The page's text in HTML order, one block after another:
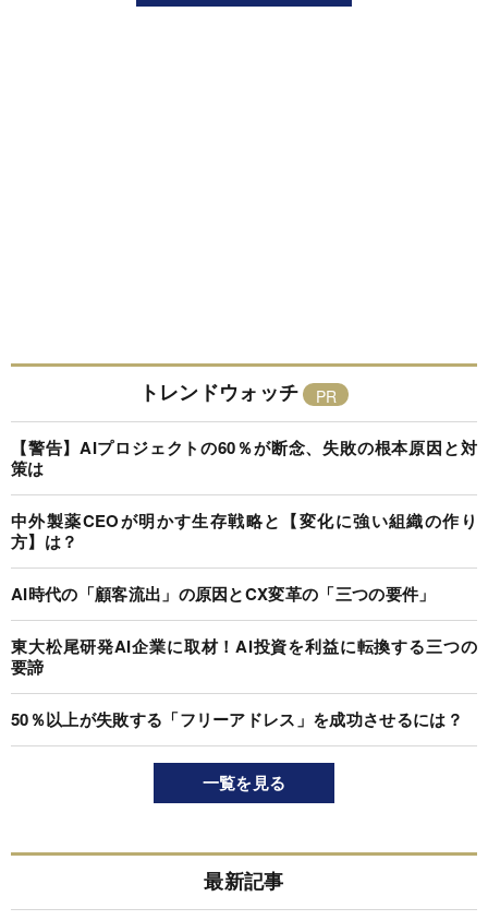
トレンドウォッチ
【警告】AIプロジェクトの60％が断念、失敗の根本原因と対
策は
中外製薬CEOが明かす生存戦略と【変化に強い組織の作り
方】は？
AI時代の「顧客流出」の原因とCX変革の「三つの要件」
東大松尾研発AI企業に取材！AI投資を利益に転換する三つの
要諦
50％以上が失敗する「フリーアドレス」を成功させるには？
一覧を見る
最新記事